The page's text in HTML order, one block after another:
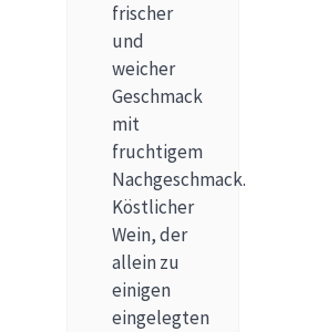
frischer
und
weicher
Geschmack
mit
fruchtigem
Nachgeschmack.
Köstlicher
Wein, der
allein zu
einigen
eingelegten